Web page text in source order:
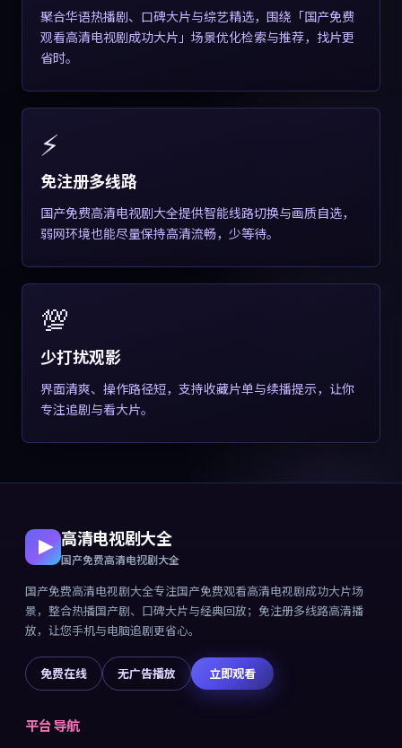
聚合华语热播剧、口碑大片与综艺精选，围绕「国产免费
观看高清电视剧成功大片」场景优化检索与推荐，找片更
省时。
⚡
免注册多线路
国产免费高清电视剧大全提供智能线路切换与画质自选，
弱网环境也能尽量保持高清流畅，少等待。
💯
少打扰观影
界面清爽、操作路径短，支持收藏片单与续播提示，让你
专注追剧与看大片。
高清电视剧大全
国产免费高清电视剧大全
国产免费高清电视剧大全专注国产免费观看高清电视剧成功大片场
景，整合热播国产剧、口碑大片与经典回放；免注册多线路高清播
放，让您手机与电脑追剧更省心。
免费在线 无广告播放 立即观看
平台导航